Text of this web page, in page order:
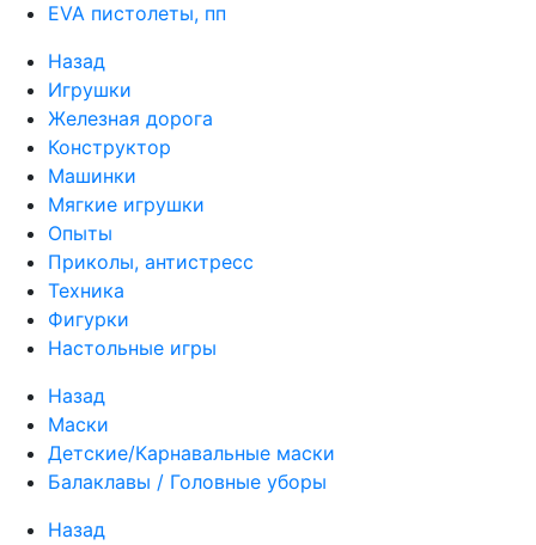
EVA пистолеты, пп
Назад
Игрушки
Железная дорога
Конструктор
Машинки
Мягкие игрушки
Опыты
Приколы, антистресс
Техника
Фигурки
Настольные игры
Назад
Маски
Детские/Карнавальные маски
Балаклавы / Головные уборы
Назад